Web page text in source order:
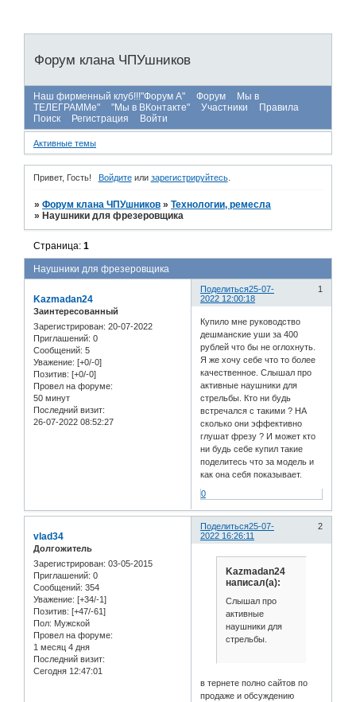
Форум клана ЧПУшников
Наш фирменный клуб!!!"Форум А" Форум
Мы в
ТЕЛЕГРАММе"
"Мы в ВКонтакте" Участники
Правила
Поиск
Регистрация Войти
Активные темы
Привет, Гость! Войдитеили зарегистрируйтесь.
»Форум клана ЧПУшников »Технологии, ремесла
» Наушники для фрезеровщика
Наушники для фрезеровщика
Страница:1
Поделиться 1
25-07-
2022 12:00:18
Kazmadan24
Заинтересованный
Зарегистрирован: 20-07-2022
Приглашений: 0
Сообщений: 5
Уважение: [+0/-0]
Позитив: [+0/-0]
Провел на форуме:
50 минут
Последний визит:
26-07-2022 08:52:27
Купило мне руководство
дешманские уши за 400
рублей что бы не оглохнуть.
Я же хочу себе что то более
качественное. Слышал про
активные наушники для
стрельбы. Кто ни будь
встречался с такими ? НА
сколько они эффективно
глушат фрезу ? И может кто
ни будь себе купил такие
поделитесь что за модель и
как она себя показывает.
0
Поделиться 2
25-07-
2022 16:26:11
vlad34
Долгожитель
Зарегистрирован: 03-05-2015
Приглашений: 0
Сообщений: 354
Уважение: [+34/-1]
Позитив: [+47/-61]
Пол: Мужской
Провел на форуме:
1 месяц 4 дня
Последний визит:
Сегодня 12:47:01
Kazmadan24
написал(а):
Слышал про
активные
наушники для
стрельбы.
в тернете полно сайтов по
продаже и обсуждению